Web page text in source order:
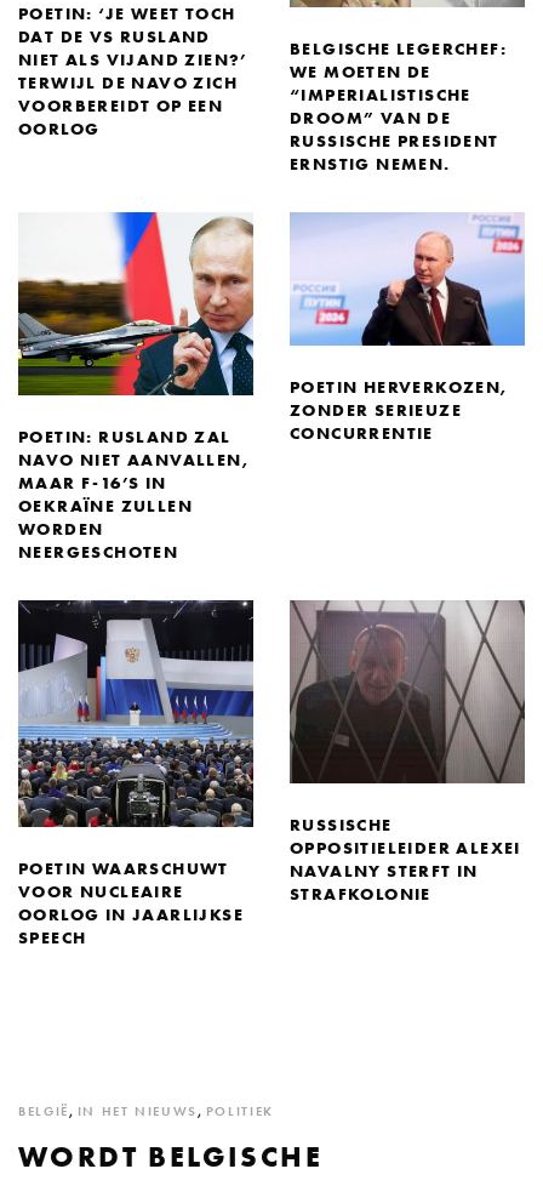
POETIN: ‘JE WEET TOCH
DAT DE VS RUSLAND
NIET ALS VIJAND ZIEN?’
TERWIJL DE NAVO ZICH
VOORBEREIDT OP EEN
OORLOG
BELGISCHE LEGERCHEF:
WE MOETEN DE
“IMPERIALISTISCHE
DROOM” VAN DE
RUSSISCHE PRESIDENT
ERNSTIG NEMEN.
POETIN: RUSLAND ZAL
NAVO NIET AANVALLEN,
MAAR F-16’S IN
OEKRAÏNE ZULLEN
WORDEN
NEERGESCHOTEN
POETIN HERVERKOZEN,
ZONDER SERIEUZE
CONCURRENTIE
POETIN WAARSCHUWT
VOOR NUCLEAIRE
OORLOG IN JAARLIJKSE
SPEECH
RUSSISCHE
OPPOSITIELEIDER ALEXEI
NAVALNY STERFT IN
STRAFKOLONIE
BELGIË , IN HET NIEUWS , POLITIEK
WORDT BELGISCHE